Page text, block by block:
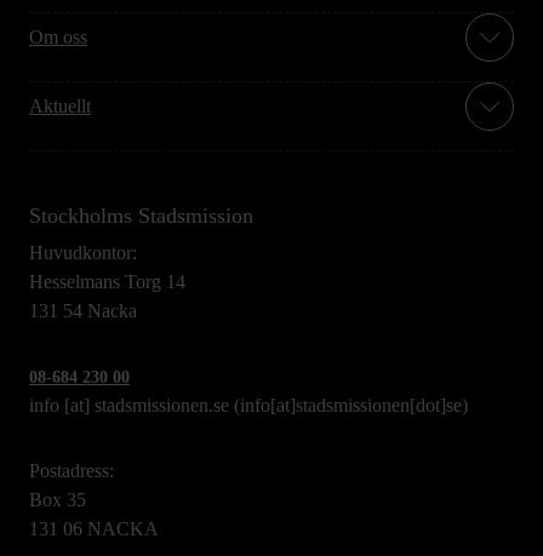
Om oss
Aktuellt
Stockholms Stadsmission
Huvudkontor:
Hesselmans Torg 14
131 54 Nacka
08-684 230 00
info [at] stadsmissionen.se (info[at]stadsmissionen[dot]se)
Postadress:
Box 35
131 06 NACKA